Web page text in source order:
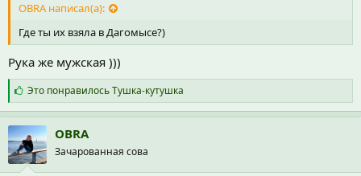
OBRA написал(а):
Где ты их взяла в Дагомысе?)
Рука же мужская )))
С
и
м
п
а
т
и
Это понравилосьТушка-кутушка
OBRA
Зачарованная сова